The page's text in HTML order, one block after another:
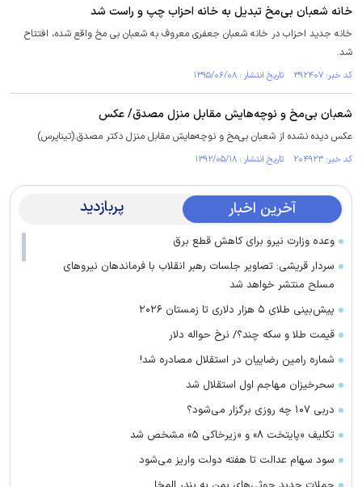
خانه شعبان بی‌مخ تبدیل به خانه احزاب چپ و راست شد
خانه جدید احزاب در خانه شعبان جعفری معروف به شعبان بی مخ واقع شده، افتتاح
شد.
کد خبر: ۳۹۲۴۰۷ تاریخ انتشار : ۱۳۹۵/۰۶/۰۸
شعبان بی‌مخ و نوچه‌هایش مقابل منزل مصدق/ عکس
عکس دیده نشده از شعبان بی‌مخ و نوچه‌هایش مقابل منزل دکتر مصدق.(تیناپرس)
کد خبر: ۲۰۴۹۲۳ تاریخ انتشار : ۱۳۹۲/۰۵/۱۸
آخرین اخبار پربازدید
وعده وزارت نیرو برای کاهش قطع برق
سردار قریشی: تصاویر جلسات رهبر انقلاب با فرماندهان نیرو‌های
مسلح منتشر خواهد شد
پیش‌بینی طلای ۵ هزار دلاری تا زمستان ۲۰۲۶
قیمت طلا و سکه چند؟/ نرخ حواله دلار
شماره رامین رضاییان در استقلال مصادره شد!
سحرخیزان مهاجم اول استقلال شد
دربی ۱۰۷ چه روزی برگزار می‌شود؟
تکلیف «پایتخت ۸» و «زیرخاکی ۵» مشخص شد
سود سهام عدالت تا هفته دولت واریز می‌شود